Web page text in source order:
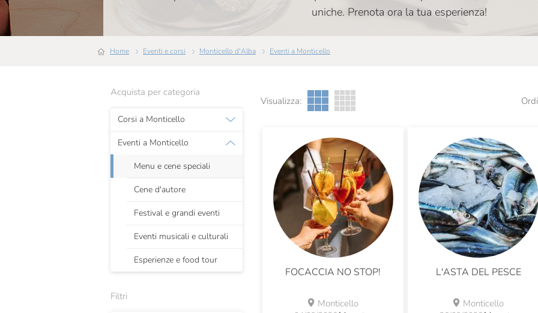
uniche. Prenota ora la tua esperienza!
Home Eventi e corsi Monticello d'Alba Eventi a Monticello
Acquista per categoria
Corsi a Monticello
Eventi a Monticello
Menu e cene speciali
Cene d'autore
Festival e grandi eventi
Eventi musicali e culturali
Esperienze e food tour
Filtri
Visualizza:
FOCACCIA NO STOP!
Monticello
L'ASTA DEL PESCE
Monticello